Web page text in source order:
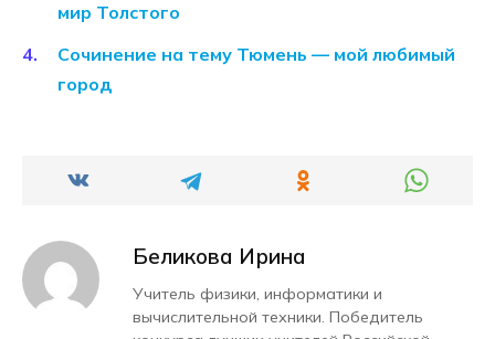
мир Толстого
Сочинение на тему Тюмень — мой любимый
город
Беликова Ирина
Учитель физики, информатики и
вычислительной техники. Победитель